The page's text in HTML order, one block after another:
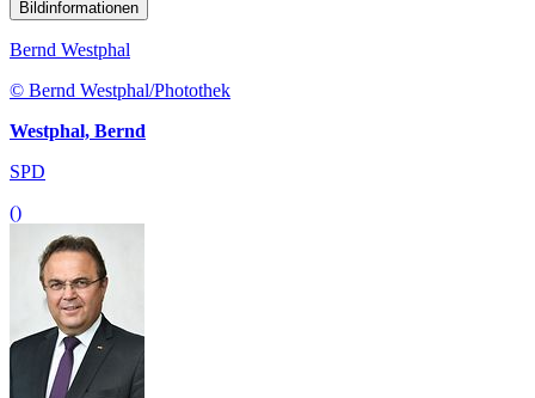
Bildinformationen
Bernd Westphal
© Bernd Westphal/Photothek
Westphal, Bernd
SPD
()